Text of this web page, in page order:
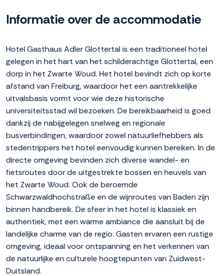
Informatie over de accommodatie
Hotel Gasthaus Adler Glottertal is een traditioneel hotel
gelegen in het hart van het schilderachtige Glottertal, een
dorp in het Zwarte Woud. Het hotel bevindt zich op korte
afstand van Freiburg, waardoor het een aantrekkelijke
uitvalsbasis vormt voor wie deze historische
universiteitsstad wil bezoeken. De bereikbaarheid is goed
dankzij de nabijgelegen snelweg en regionale
busverbindingen, waardoor zowel natuurliefhebbers als
stedentrippers het hotel eenvoudig kunnen bereiken. In de
directe omgeving bevinden zich diverse wandel- en
fietsroutes door de uitgestrekte bossen en heuvels van
het Zwarte Woud. Ook de beroemde
Schwarzwaldhochstraße en de wijnroutes van Baden zijn
binnen handbereik. De sfeer in het hotel is klassiek en
authentiek, met een warme ambiance die aansluit bij de
landelijke charme van de regio. Gasten ervaren een rustige
omgeving, ideaal voor ontspanning en het verkennen van
de natuurlijke en culturele hoogtepunten van Zuidwest-
Duitsland.